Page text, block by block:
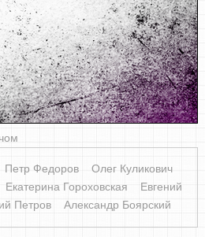
Петр Федоров
Олег Куликович
Екатерина Гороховская
Евгений
Петров Александр Боярский